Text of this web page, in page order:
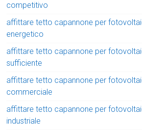
competitivo
affittare tetto capannone per
energetico
affittare tetto capannone per
sufficiente
affittare tetto capannone per
commerciale
affittare tetto capannone per
industriale